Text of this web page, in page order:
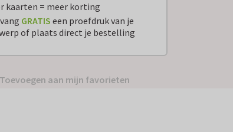
kaarten = meer korting
GRATIS een proefdruk van je
of plaats direct je bestelling
Toevoegen aan mijn favorieten